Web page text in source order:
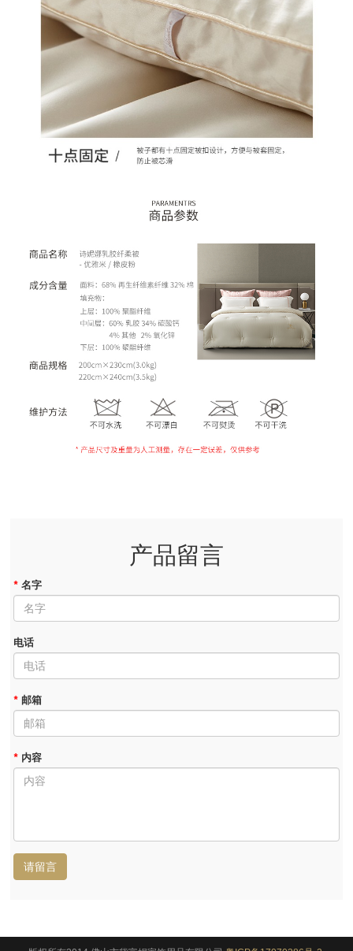
产品留言
* 名字
电话
* 邮箱
* 内容
请留言